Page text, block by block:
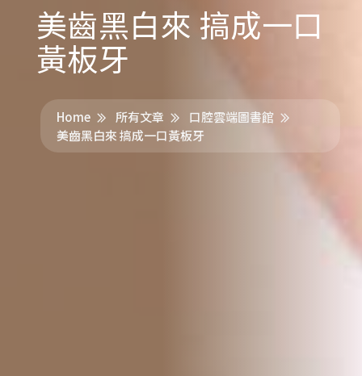
美齒黑白來 搞成一口
黃板牙
Home 所有文章
口腔雲端圖書館
美齒黑白來 搞成一口黃板牙